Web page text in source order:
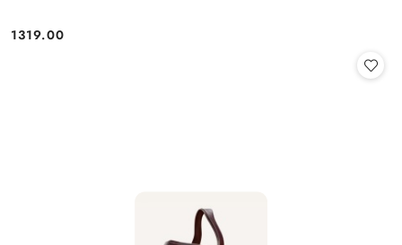
Cena:
1319.00